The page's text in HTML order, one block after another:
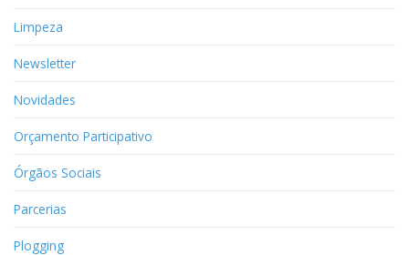
Limpeza
Newsletter
Novidades
Orçamento Participativo
Órgãos Sociais
Parcerias
Plogging